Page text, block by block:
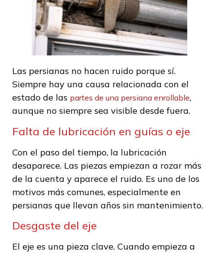
Las persianas no hacen ruido porque sí.
Siempre hay una causa relacionada con el
estado de las partes de una persiana enrollable,
aunque no siempre sea visible desde fuera.
Falta de lubricación en guías o eje
Con el paso del tiempo, la lubricación
desaparece. Las piezas empiezan a rozar más
de la cuenta y aparece el ruido. Es uno de los
motivos más comunes, especialmente en
persianas que llevan años sin mantenimiento.
Desgaste del eje
El eje es una pieza clave. Cuando empieza a